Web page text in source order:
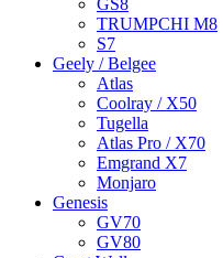
TRUMPCHI M8
S7
Geely / Belgee
Atlas
Coolray / X50
Tugella
Atlas Pro / X70
Emgrand X7
Monjaro
Genesis
GV70
GV80